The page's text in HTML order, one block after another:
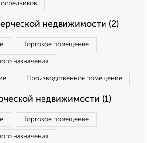
недвижимости (2)
Торговое помещение
назначения
Производственное помещение
недвижимости (1)
Торговое помещение
назначения